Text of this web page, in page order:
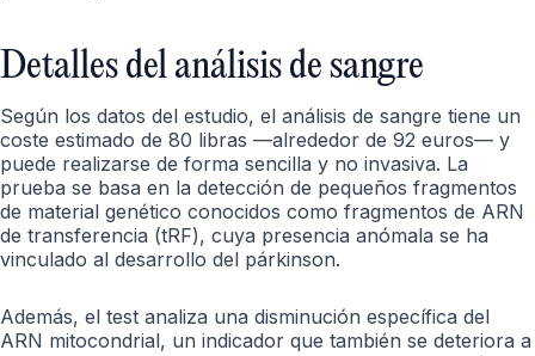
Detalles del análisis de sangre
Según los datos del estudio, el análisis de sangre tiene un
coste estimado de 80 libras —alrededor de 92 euros— y
puede realizarse de forma sencilla y no invasiva. La
prueba se basa en la detección de pequeños fragmentos
de material genético conocidos como fragmentos de ARN
de transferencia (tRF), cuya presencia anómala se ha
vinculado al desarrollo del párkinson.
Además, el test analiza una disminución específica del
ARN mitocondrial, un indicador que también se deteriora a